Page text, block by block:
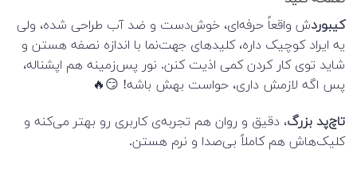
کیبوردش واقعاً حرفه‌ای، خوش‌دست و ضد آب طراحی شده، ولی
یه ایراد کوچیک داره، کلیدهای جهت‌نما با اندازه نصفه‌ هستن و
شاید توی کار کردن کمی اذیت کنن. نور پس‌زمینه هم اپشناله،
پس اگه لازمش داری، حواست بهش باشه! 😏🔥
تاچ‌پد بزرگ، دقیق و روان هم تجربه‌ی کاربری رو بهتر می‌کنه و
کلیک‌هاش هم کاملاً بی‌صدا و نرم هستن.